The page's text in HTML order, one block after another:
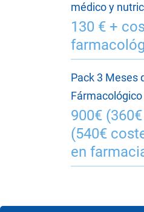
médico y
130 € +
Pack 3 Meses
900€
(540€
en